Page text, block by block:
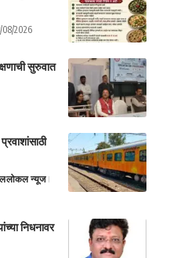
08/2026
सुरुवात
लोकल न्यूज
निधनावर